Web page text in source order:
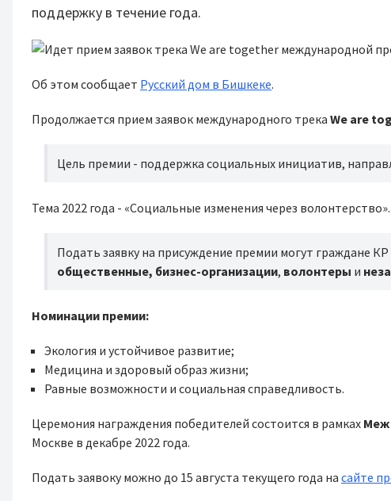
поддержку в течение года.
Об этом сообщает Русский дом в Бишкеке.
Продолжается прием заявок международного трека We are
Цель премии - поддержка социальных инициатив,
Тема 2022 года - «Социальные изменения через волонтерство».
Подать заявку на присуждение премии могут граждане
общественные, бизнес-организации, волонтеры и
Номинации премии:
Экология и устойчивое развитие;
Медицина и здоровый образ жизни;
Равные возможности и социальная справедливость.
Церемония награждения победителей состоится в рамках
Москве в декабре 2022 года.
Подать заявоку можно до 15 августа текущего года на сайте